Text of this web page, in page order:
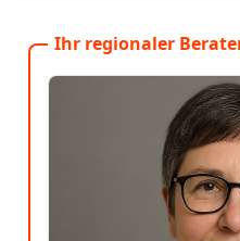
Ihr regionaler